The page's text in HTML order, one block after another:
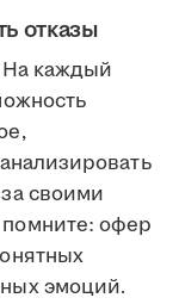
отказы
На каждый
своими
офер
эмоций.